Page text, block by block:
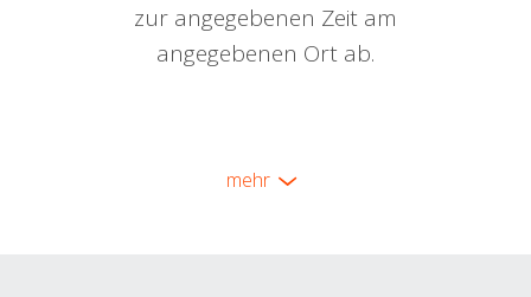
zur angegebenen Zeit am
angegebenen Ort ab.
mehr